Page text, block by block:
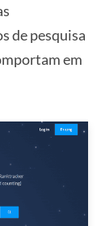
de pesquisa
em